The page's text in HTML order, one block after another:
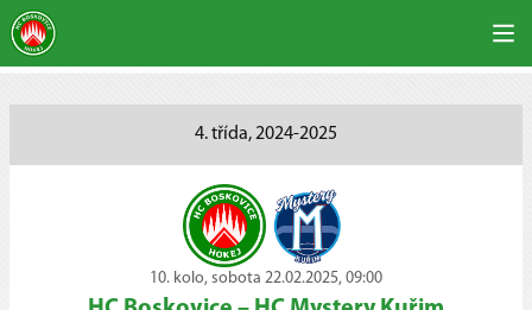
4. třída, 2024-2025
10. kolo, sobota 22.02.2025, 09:00